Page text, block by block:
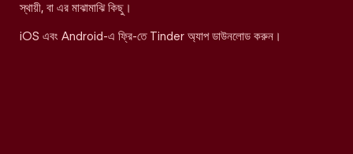
স্থায়ী, বা এর মাঝামাঝি কিছু।
iOS এবং Android-এ ফ্রি-তে Tinder অ্যাপ ডাউনলোড করুন।